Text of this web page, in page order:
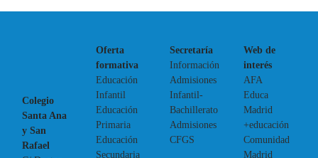
Colegio
Santa Ana
y San
Rafael
Oferta
formativa
Educación
Infantil
Educación
Primaria
Educación
Secundaria
Secretaría
Información
Admisiones
Infantil-
Bachillerato
Admisiones
CFGS
Web de
interés
AFA
Educa
Madrid
+educación
Comunidad
Madrid